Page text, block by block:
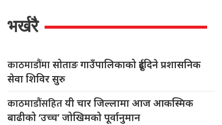
भर्खरै
काठमाडौंमासोताङ गाउँपालिकाको दुईदिने प्रशासनिक
सेवा शिविर सुरु
काठमाडौंसहितयी चार जिल्लामा आज आकस्मिक
बाढीको ‘उच्च’ जोखिमको पूर्वानुमान